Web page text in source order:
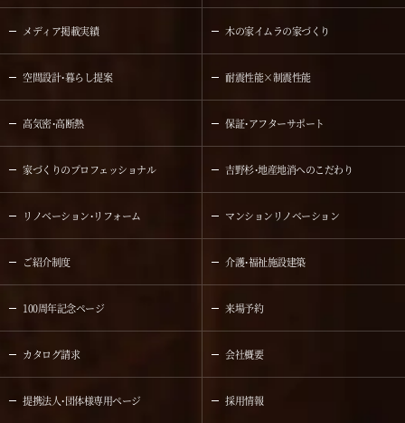
メディア掲載実績 木の家イムラの家づくり
空間設計・暮らし提案 耐震性能×制震性能
高気密・高断熱 保証・アフターサポート
家づくりのプロフェッショナル 吉野杉・地産地消へのこだわり
リノベーション・リフォーム マンションリノベーション
ご紹介制度 介護・福祉施設建築
100周年記念ページ 来場予約
カタログ請求 会社概要
提携法人・団体様専用ページ 採用情報